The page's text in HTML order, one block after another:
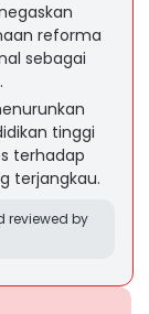
reforma
sebagai
tinggi
terhadap
terjangkau.
reviewed by